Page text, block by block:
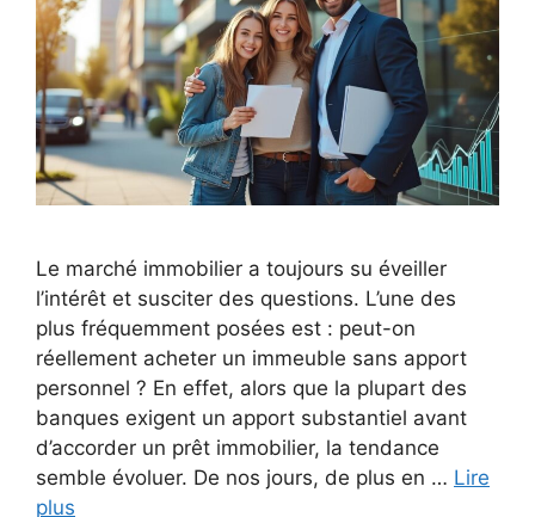
Le marché immobilier a toujours su éveiller
l’intérêt et susciter des questions. L’une des
plus fréquemment posées est : peut-on
réellement acheter un immeuble sans apport
personnel ? En effet, alors que la plupart des
banques exigent un apport substantiel avant
d’accorder un prêt immobilier, la tendance
semble évoluer. De nos jours, de plus en … Lire
plus